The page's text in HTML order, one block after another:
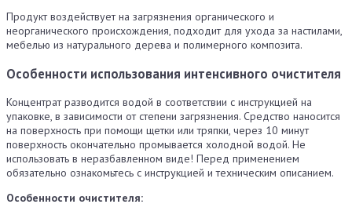
Продукт воздействует на загрязнения органического и
неорганического происхождения, подходит для ухода за настилами,
мебелью из натурального дерева и полимерного композита.
Особенности использования интенсивного очистителя
Концентрат разводится водой в соответствии с инструкцией на
упаковке, в зависимости от степени загрязнения. Средство наносится
на поверхность при помощи щетки или тряпки, через 10 минут
поверхность окончательно промывается холодной водой. Не
использовать в неразбавленном виде! Перед применением
обязательно ознакомьтесь с инструкцией и техническим описанием.
Особенности очистителя: